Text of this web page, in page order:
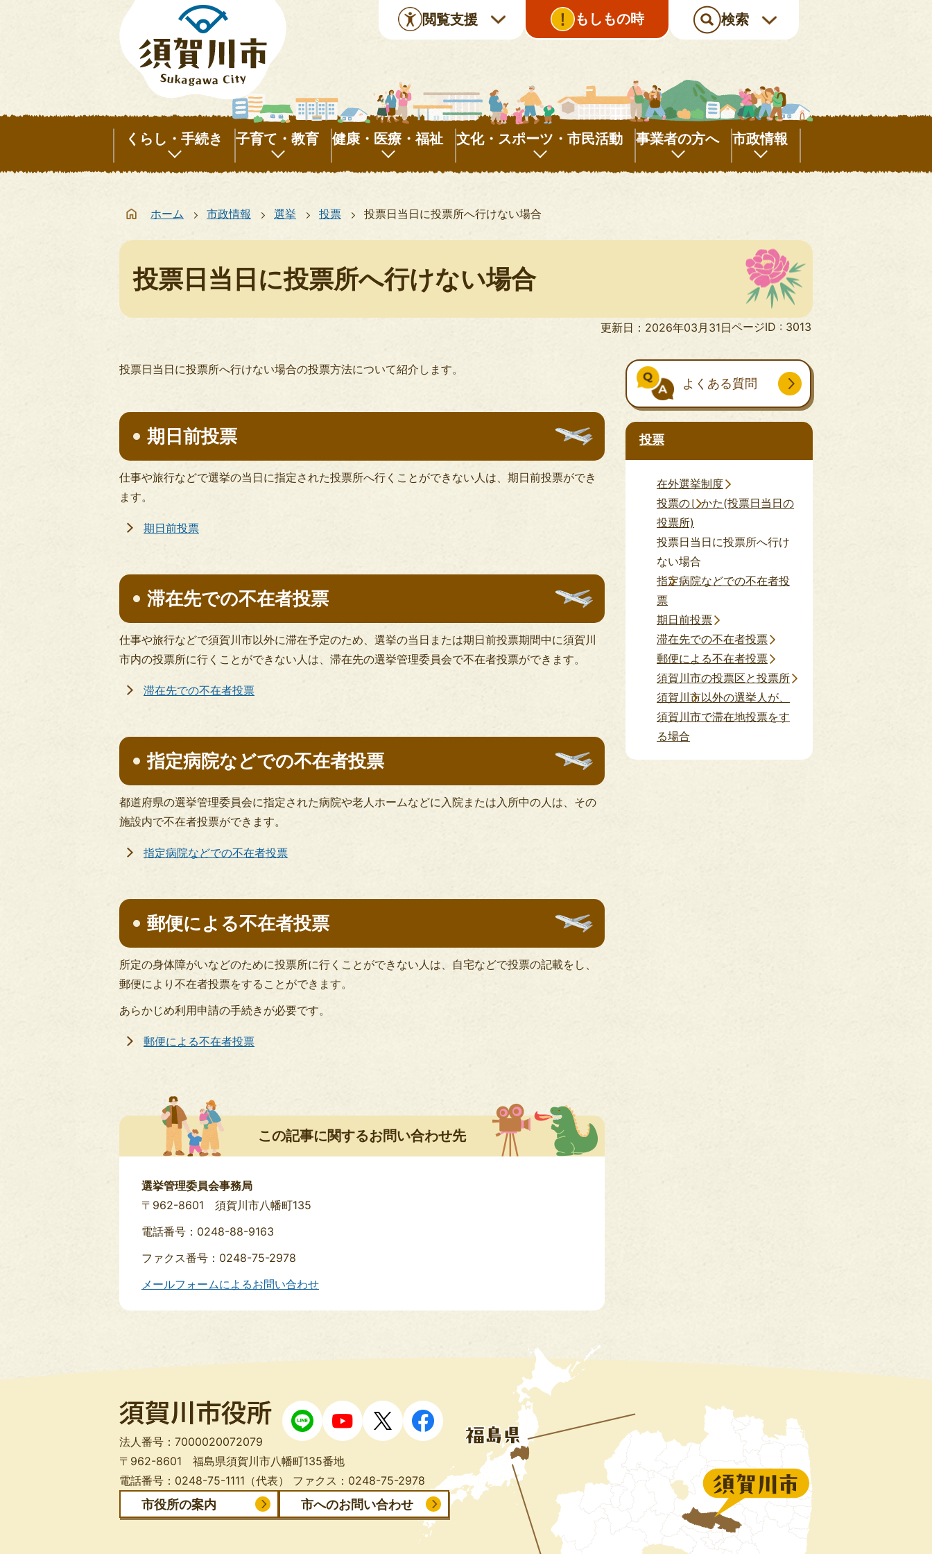
閲覧支援 もしもの時 検索
くらし・手続き
く
し・
続
子育て・教育
子
て・
健康・医療・福祉
健
医
祉
文化・スポーツ・市民活動
文
ス
ツ・
市
事業者の方へ
事
市政情報
市
ホーム 市政情報 選挙 投票 投票日当日に投票所へ行けない場合
投票日当日に投票所へ行けない場合
更新日：2026年03月31日ページID : 3013
投票日当日に投票所へ行けない場合の投票方法について紹介します。
期日前投票
仕事や旅行などで選挙の当日に指定された投票所へ行くことができない人は、期日前投票ができ
ます。
期日前投票
滞在先での不在者投票
仕事や旅行などで須賀川市以外に滞在予定のため、選挙の当日または期日前投票期間中に須賀川
市内の投票所に行くことができない人は、滞在先の選挙管理委員会で不在者投票ができます。
滞在先での不在者投票
指定病院などでの不在者投票
都道府県の選挙管理委員会に指定された病院や老人ホームなどに入院または入所中の人は、その
施設内で不在者投票ができます。
指定病院などでの不在者投票
郵便による不在者投票
所定の身体障がいなどのために投票所に行くことができない人は、自宅などで投票の記載をし、
郵便により不在者投票をすることができます。
あらかじめ利用申請の手続きが必要です。
郵便による不在者投票
この記事に関するお問い合わせ先
選挙管理委員会事務局
〒962-8601 須賀川市八幡町135
電話番号：0248-88-9163
ファクス番号：0248-75-2978
メールフォームによるお問い合わせ
よくある質問
投票
在外選挙制度
投票のしかた(投票日当日の
投票所)
投票日当日に投票所へ行け
ない場合
指定病院などでの不在者投
票
期日前投票
滞在先での不在者投票
郵便による不在者投票
須賀川市の投票区と投票所
須賀川市以外の選挙人が、
須賀川市で滞在地投票をす
る場合
法人番号：7000020072079
〒962-8601 福島県須賀川市八幡町135番地
電話番号：0248-75-1111（代表） ファクス：0248-75-2978
市役所の案内 市へのお問い合わせ